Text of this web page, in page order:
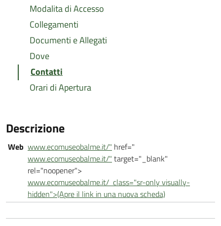
Modalita di Accesso
Collegamenti
Documenti e Allegati
Dove
Contatti
Orari di Apertura
Descrizione
Web www.ecomuseobalme.it/" href="
www.ecomuseobalme.it/" target="_blank"
rel="noopener">
www.ecomuseobalme.it/ class="sr-only visually-
hidden">(Apre il link in una nuova scheda)